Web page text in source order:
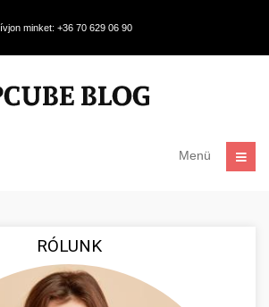
minket: +36 70 629 06 90
Menü
RÓLUNK